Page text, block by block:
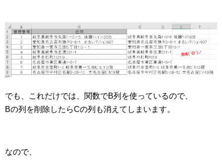
でも、これだけでは、関数でB列を使っているので、
Bの列を削除したらCの列も消えてしまいます。
なので、